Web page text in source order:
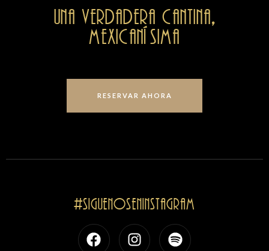
Una verdadera cantina,
mexicanísima
RESERVAR AHORA
#SiguenosenInstagram